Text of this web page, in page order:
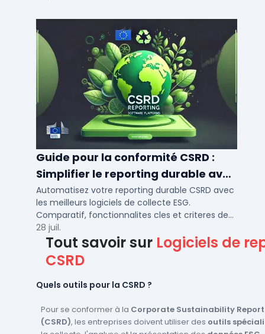
Guide pour la conformité CSRD :
Simplifier le reporting durable avec
des logiciels automatisés
Automatisez votre reporting durable CSRD avec
les meilleurs logiciels de collecte ESG.
Comparatif, fonctionnalites cles et criteres de
choix pour PME et ETI en 2026.
28 juil.
Tout savoir sur Logiciels de
CSRD
Quels outils pour la CSRD ?
Pour se conformer à la Corporate Sustainability
(CSRD), les entreprises doivent utiliser des outils